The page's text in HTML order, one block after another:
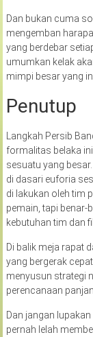
Dan bukan cuma
mengemban
yang berdebar
umumkan kelak
mimpi besar yang
Penutup
Langkah Persib
formalitas belaka
sesuatu yang
di dasari euforia
di lakukan oleh tim
pemain, tapi
kebutuhan tim dan
Di balik meja rapat
yang bergerak
menyusun strategi
perencanaan
Dan jangan
pernah lelah